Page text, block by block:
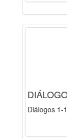
Diálogos 1-